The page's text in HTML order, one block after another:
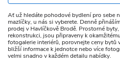
Ať už hledáte pohodové bydlení pro sebe
mazlíčky, u nás si vyberete. Denně
prodej v Havlíčkově Brodě. Prostorné
rekonstrukci, jsou připraveny k
fotogalerie interiérů, porovnejte ceny bytů
bližší informace k jednotce nebo více
velmi snadno v každém detailu nabídky.